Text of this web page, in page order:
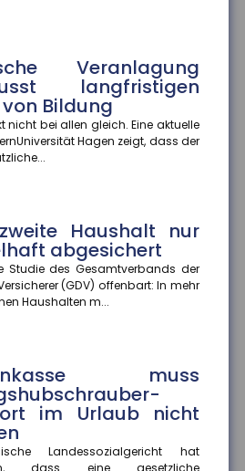
Veranlagung
langfristigen
Bildung
nicht bei allen gleich. Eine aktuelle
Hagen zeigt, dass der
Haushalt nur
abgesichert
Studie des Gesamtverbands der
(GDV) offenbart: In mehr
Haushalten m...
muss
im Urlaub nicht
Landessozialgericht hat
dass eine gesetzliche
ups
ZEW Mannheim und der Technischen
zeigt: Die Persönlichkeit von
können
hat entschieden, dass
unter bestimmten
den Einbau eines Klima-S...
nehmen in Europa zu. Eine
zeigt, dass viele
zum Hitzeschut...